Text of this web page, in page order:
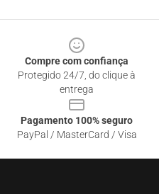
Compre com confiança
Protegido 24/7, do clique à
entrega
Pagamento 100% seguro
PayPal / MasterCard / Visa